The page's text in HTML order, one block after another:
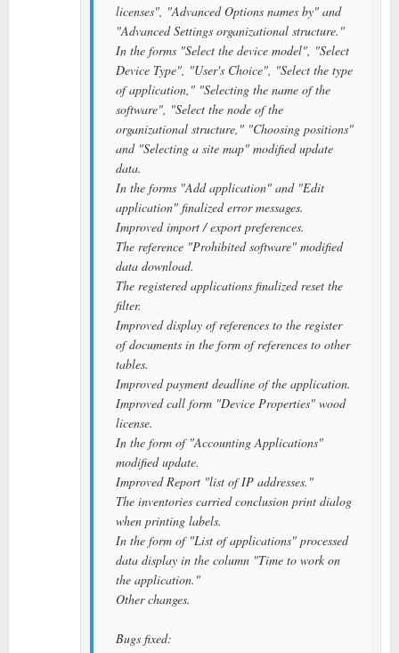
licenses", "Advanced Options names by" and
"Advanced Settings organizational structure."
In the forms "Select the device model", "Select
Device Type", "User's Choice", "Select the type
of application," "Selecting the name of the
software", "Select the node of the
organizational structure," "Choosing positions"
and "Selecting a site map" modified update
data.
In the forms "Add application" and "Edit
application" finalized error messages.
Improved import / export preferences.
The reference "Prohibited software" modified
data download.
The registered applications finalized reset the
filter.
Improved display of references to the register
of documents in the form of references to other
tables.
Improved payment deadline of the application.
Improved call form "Device Properties" wood
license.
In the form of "Accounting Applications"
modified update.
Improved Report "list of IP addresses."
The inventories carried conclusion print dialog
when printing labels.
In the form of "List of applications" processed
data display in the column "Time to work on
the application."
Other changes.
Bugs fixed: